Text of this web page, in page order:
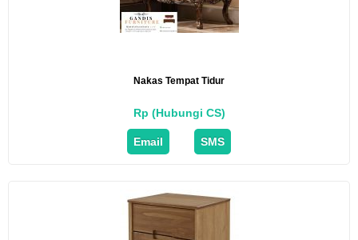
Nakas Tempat Tidur
Rp (Hubungi CS)
Email SMS